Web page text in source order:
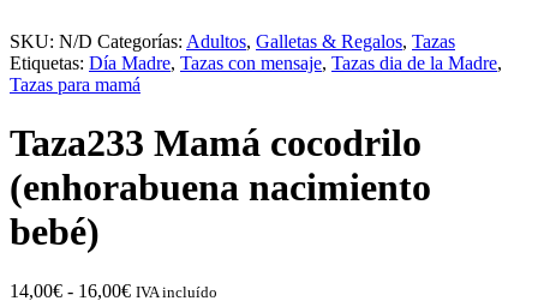
SKU: N/D Categorías: Adultos, Galletas & Regalos, Tazas
Etiquetas: Día Madre, Tazas con mensaje, Tazas dia de la Madre,
Tazas para mamá
Taza233 Mamá cocodrilo
(enhorabuena nacimiento
bebé)
14,00€ - 16,00€Rango
IVA incluído